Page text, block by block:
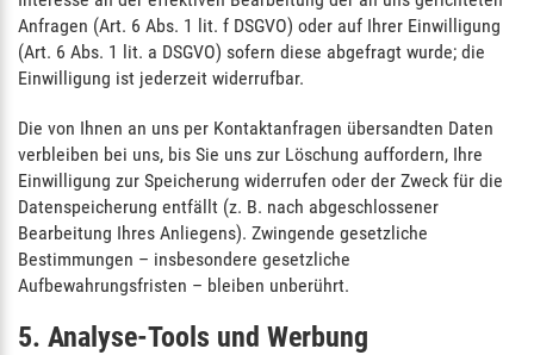
Anfragen (Art. 6 Abs. 1 lit. f DSGVO) oder auf Ihrer Einwilligung
(Art. 6 Abs. 1 lit. a DSGVO) sofern diese abgefragt wurde; die
Einwilligung ist jederzeit widerrufbar.
Die von Ihnen an uns per Kontaktanfragen übersandten Daten
verbleiben bei uns, bis Sie uns zur Löschung auffordern, Ihre
Einwilligung zur Speicherung widerrufen oder der Zweck für die
Datenspeicherung entfällt (z. B. nach abgeschlossener
Bearbeitung Ihres Anliegens). Zwingende gesetzliche
Bestimmungen – insbesondere gesetzliche
Aufbewahrungsfristen – bleiben unberührt.
5. Analyse-Tools und Werbung